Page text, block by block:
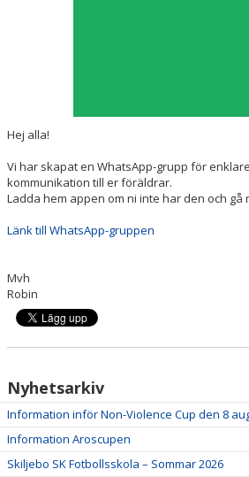
Hej alla!
Vi har skapat en WhatsApp-grupp för
kommunikation till er föräldrar.
Ladda hem appen om ni inte har den och gå
Länk till WhatsApp-gruppen
Mvh
Robin
Nyhetsarkiv
Information inför Non-Violence Cup den 8
Information Aroscupen
Skiljebo SK Fotbollsskola – Sommar 2026